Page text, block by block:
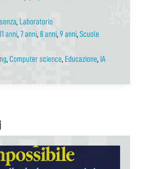
, Laboratorio
anni, 7 anni, 8 anni, 9 anni, Scuole
, Computer science, Educazione, IA